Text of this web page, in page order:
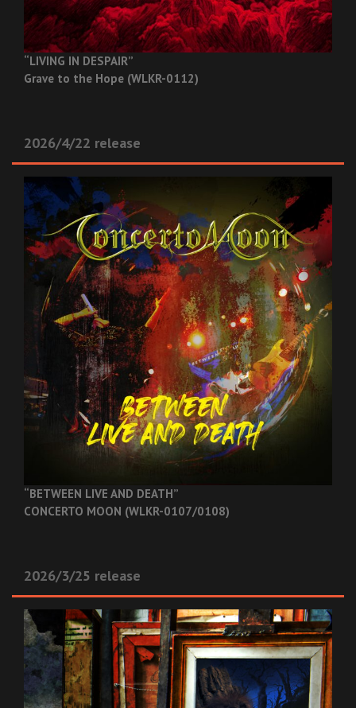
“LIVING IN DESPAIR”
Grave to the Hope (WLKR-0112)
2026/4/22 release
“BETWEEN LIVE AND DEATH”
CONCERTO MOON (WLKR-0107/0108)
2026/3/25 release